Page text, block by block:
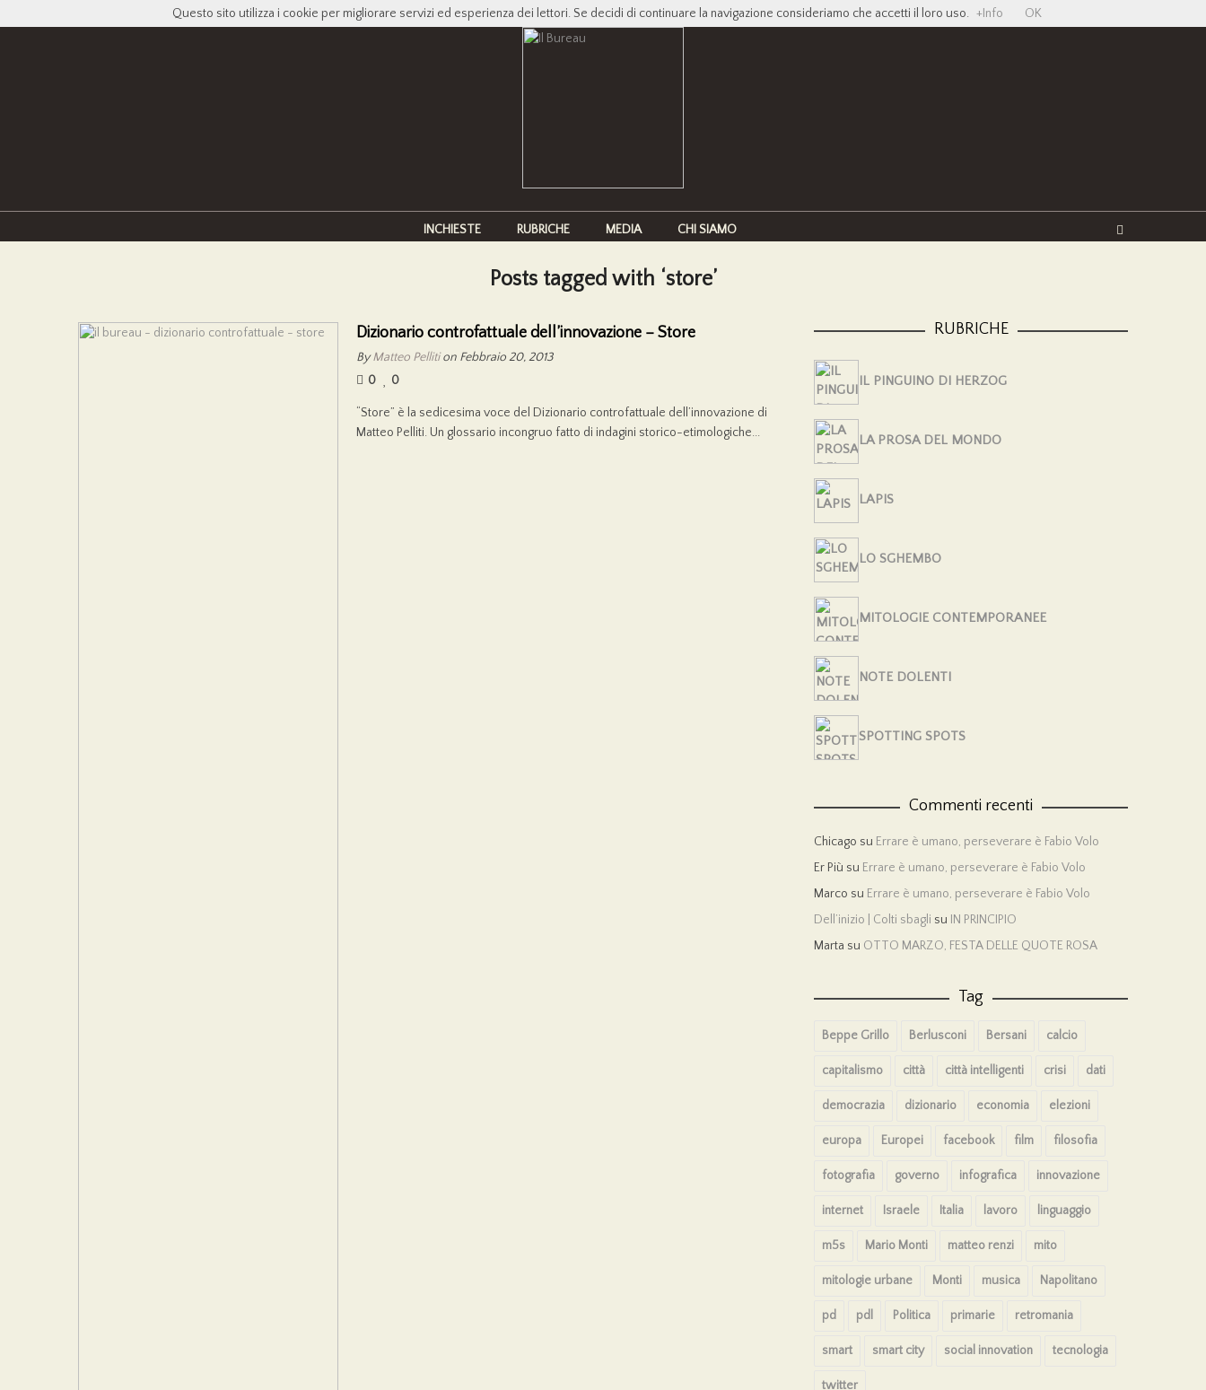
INCHIESTE RUBRICHE MEDIA CHI SIAMO
Posts tagged with ‘store’
Dizionario controfattuale dell’innovazione – Store
ByMatteo Pellition Febbraio 20, 2013
0
0
“Store” è la sedicesima voce del Dizionario controfattuale dell’innovazione di
Matteo Pelliti. Un glossario incongruo fatto di indagini storico-etimologiche...
RUBRICHE
IL PINGUINO DI HERZOG
LA PROSA DEL MONDO
LAPIS
LO SGHEMBO
MITOLOGIE CONTEMPORANEE
NOTE DOLENTI
SPOTTING SPOTS
Commenti recenti
Chicago su Errare è umano, perseverare è Fabio Volo
Er Più su Errare è umano, perseverare è Fabio Volo
Marco su Errare è umano, perseverare è Fabio Volo
Dell’inizio | Colti sbagli su IN PRINCIPIO
Marta su OTTO MARZO, FESTA DELLE QUOTE ROSA
Tag
Beppe Grillo Berlusconi Bersani calcio
capitalismo città città intelligenti crisi dati
democrazia dizionario economia elezioni
europa Europei facebook film filosofia
fotografia governo infografica innovazione
internet Israele Italia lavoro linguaggio
m5s Mario Monti matteo renzi mito
mitologie urbane Monti musica Napolitano
pd pdl Politica primarie retromania
smart smart city social innovation tecnologia
twitter
Questo sito utilizza i cookie per migliorare servizi ed esperienza dei lettori. Se decidi di continuare la navigazione consideriamo che accetti il loro uso. +Info OK